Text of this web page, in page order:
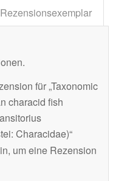
Rezensionsexemplar
für „Taxonomic
characid fish
Characidae)“
um eine Rezension